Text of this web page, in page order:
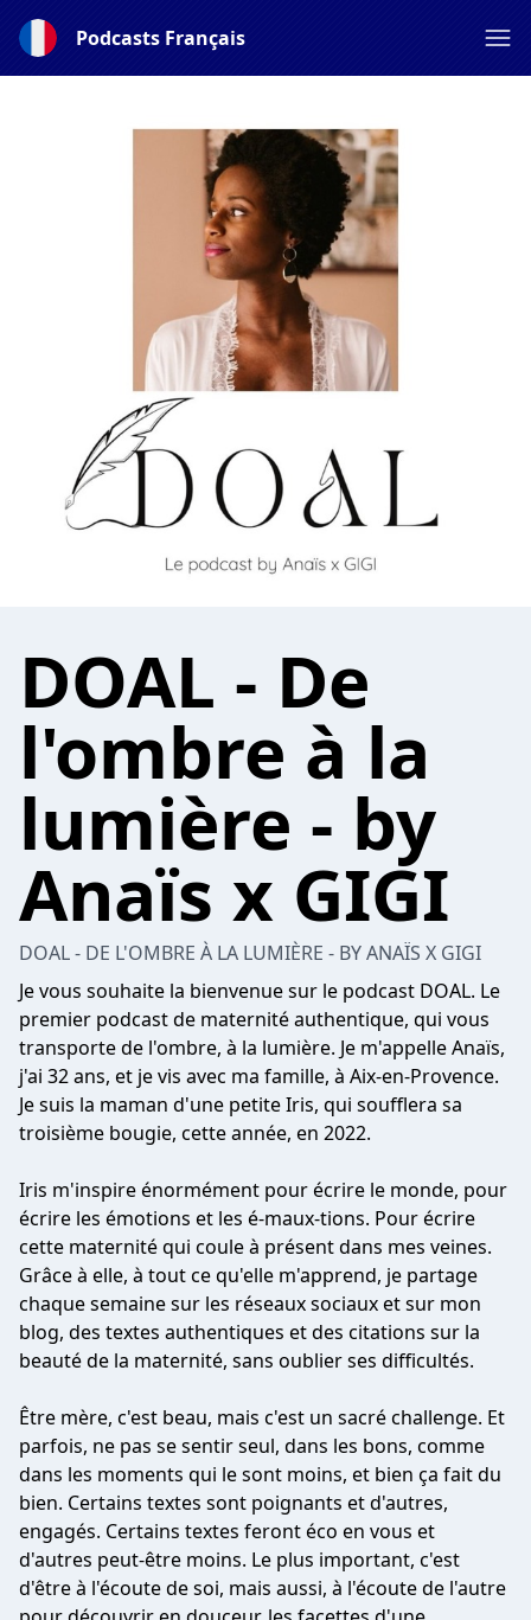
Podcasts Français
DOAL - De
l'ombre à la
lumière - by
Anaïs x GIGI
DOAL - DE L'OMBRE À LA LUMIÈRE - BY ANAÏS X GIGI
Je vous souhaite la bienvenue sur le podcast DOAL. Le
premier podcast de maternité authentique, qui vous
transporte de l'ombre, à la lumière. Je m'appelle Anaïs,
j'ai 32 ans, et je vis avec ma famille, à Aix-en-Provence.
Je suis la maman d'une petite Iris, qui soufflera sa
troisième bougie, cette année, en 2022.
Iris m'inspire énormément pour écrire le monde, pour
écrire les émotions et les é-maux-tions. Pour écrire
cette maternité qui coule à présent dans mes veines.
Grâce à elle, à tout ce qu'elle m'apprend, je partage
chaque semaine sur les réseaux sociaux et sur mon
blog, des textes authentiques et des citations sur la
beauté de la maternité, sans oublier ses difficultés.
Être mère, c'est beau, mais c'est un sacré challenge. Et
parfois, ne pas se sentir seul, dans les bons, comme
dans les moments qui le sont moins, et bien ça fait du
bien. Certains textes sont poignants et d'autres,
engagés. Certains textes feront éco en vous et
d'autres peut-être moins. Le plus important, c'est
d'être à l'écoute de soi, mais aussi, à l'écoute de l'autre